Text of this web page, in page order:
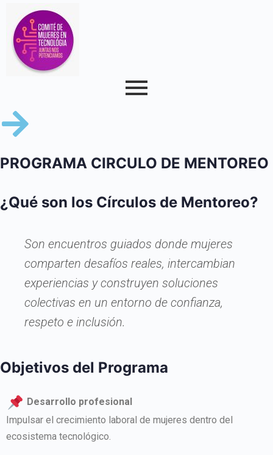
PROGRAMA CIRCULO DE MENTOREO
¿Qué son los Círculos de Mentoreo?
Son encuentros guiados donde mujeres
comparten desafíos reales, intercambian
experiencias y construyen soluciones
colectivas en un entorno de confianza,
respeto e inclusión.
Objetivos del Programa​
Desarrollo profesional
Impulsar el crecimiento laboral de mujeres dentro del
ecosistema tecnológico.